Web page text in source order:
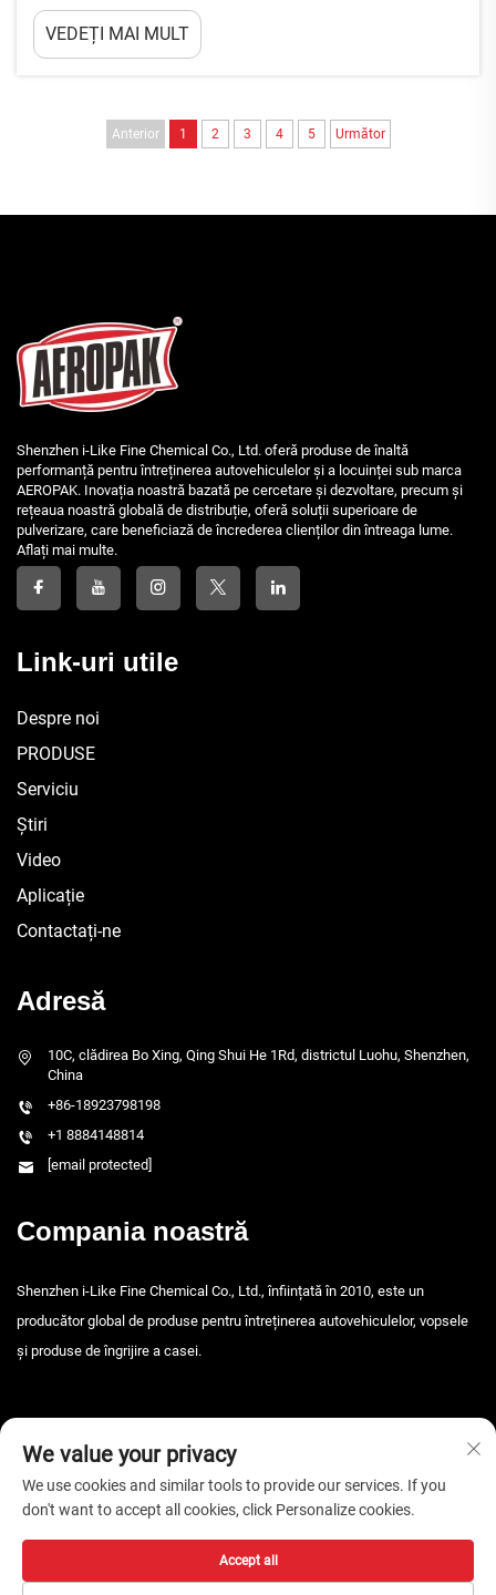
afacere activă în domeniul îngrijirii autovehiculelor, gestionării
flotelor, industriei hoteliere sau al detaliilor profesionale. Spre
VEDEȚI MAI MULT
Anterior 1 2 3 4 5 Următor
Shenzhen i-Like Fine Chemical Co., Ltd. oferă produse de înaltă
performanță pentru întreținerea autovehiculelor și a locuinței sub marca
AEROPAK. Inovația noastră bazată pe cercetare și dezvoltare, precum și
rețeaua noastră globală de distribuție, oferă soluții superioare de
pulverizare, care beneficiază de încrederea clienților din întreaga lume.
Aflați mai multe.
Link-uri utile
Despre noi
PRODUSE
Serviciu
Știri
Video
Aplicație
Contactați-ne
Adresă
10C, clădirea Bo Xing, Qing Shui He 1Rd, districtul Luohu, Shenzhen,
China
+86-18923798198
+1 8884148814
[email protected]
Compania noastră
Shenzhen i-Like Fine Chemical Co., Ltd., înființată în 2010, este un
producător global de produse pentru întreținerea autovehiculelor, vopsele
și produse de îngrijire a casei.
Drepturi de autor © 2026 Shenzhen i-Like Fine Chemical Co., Ltd. Toate
We value your privacy
We use cookies and similar tools to provide our services. If you
don't want to accept all cookies, click Personalize cookies.
Accept all